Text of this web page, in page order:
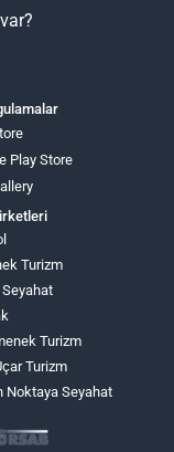
Play Store
Turizm
Turizm
Turizm
Noktaya Seyahat